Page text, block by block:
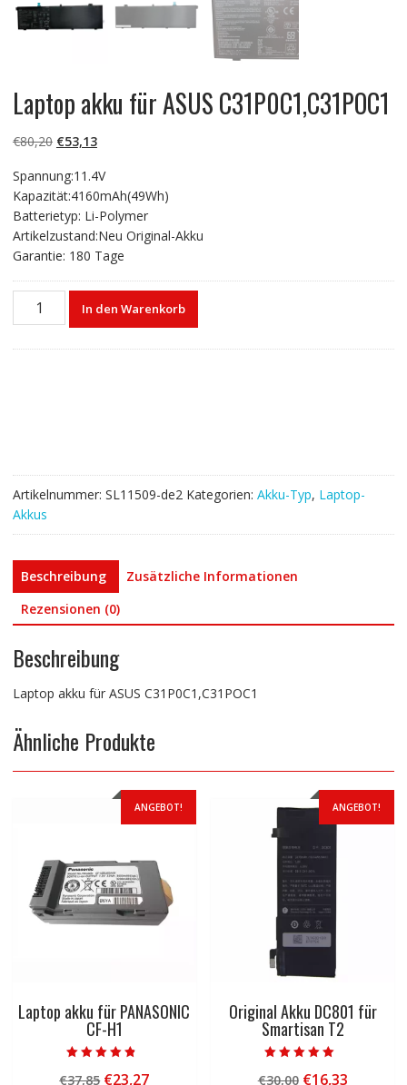
Laptop akku für ASUS C31P0C1,C31POC1
€80,20 Ursprünglicher
war:
€80,20
€53,13Aktueller
ist:
€53,13.
Spannung:11.4V
Kapazität:4160mAh(49Wh)
Batterietyp: Li-Polymer
Artikelzustand:Neu Original-Akku
Garantie: 180 Tage
Laptop
In den Warenkorb
Artikelnummer: SL11509-de2 Kategorien: Akku-Typ, Laptop-
Akkus
Beschreibung
Zusätzliche Informationen
Rezensionen (0)
Beschreibung
Laptop akku für ASUS C31P0C1,C31POC1
Ähnliche Produkte
ANGEBOT!
Laptop akku für PANASONIC
CF-H1
4.50
€37,85 Ursprünglicher
€23,27Aktueller
ANGEBOT!
Original Akku DC801 für
Smartisan T2
5.00
€30,00 Ursprünglicher
€16,33